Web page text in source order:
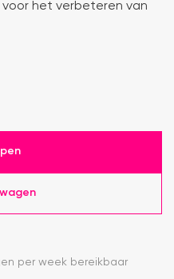
het verbeteren van
per week bereikbaar